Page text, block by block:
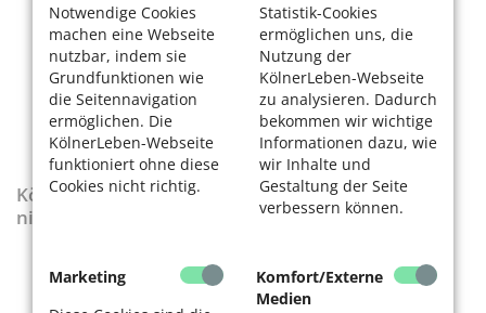
Notwendige Cookies
machen eine Webseite
nutzbar, indem sie
Grundfunktionen wie
die Seitennavigation
ermöglichen. Die
KölnerLeben-Webseite
funktioniert ohne diese
Cookies nicht richtig.
Statistik-Cookies
ermöglichen uns, die
Nutzung der
KölnerLeben-Webseite
zu analysieren. Dadurch
bekommen wir wichtige
Informationen dazu, wie
wir Inhalte und
Gestaltung der Seite
verbessern können.
Marketing
Komfort/Externe
Medien
KölnerLeben-Sonderausgabe „Wenn die Rente
nicht reicht“